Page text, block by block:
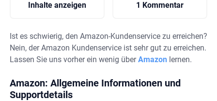
Inhalte anzeigen 1 Kommentar
Ist es schwierig, den Amazon-Kundenservice zu erreichen?
Nein, der Amazon Kundenservice ist sehr gut zu erreichen.
Lassen Sie uns vorher ein wenig überAmazon lernen.
Amazon: Allgemeine Informationen und
Supportdetails